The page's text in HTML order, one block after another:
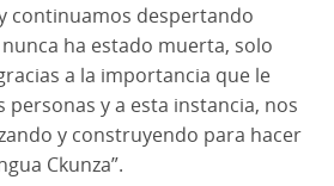
continuamos despertando
ha estado muerta, solo
a la importancia que le
personas y a esta instancia, nos
y construyendo para hacer
Ckunza”.